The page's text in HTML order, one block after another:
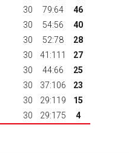
30 79:64
46
30 54:56
40
30 52:78
28
30 41:111
27
30 44:66
25
30 37:106
23
30 29:119
15
30 29:175 4